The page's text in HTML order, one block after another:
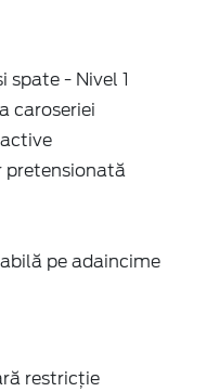
- Nivel 1
caroseriei
pretensionată
pe adaincime
restricție